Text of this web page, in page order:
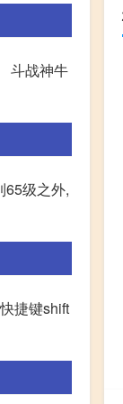
斗战神牛
65级之外,
捷键shift